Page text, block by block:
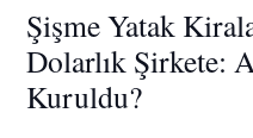
Şişme Yatak
Dolarlık Şirkete:
Kuruldu?